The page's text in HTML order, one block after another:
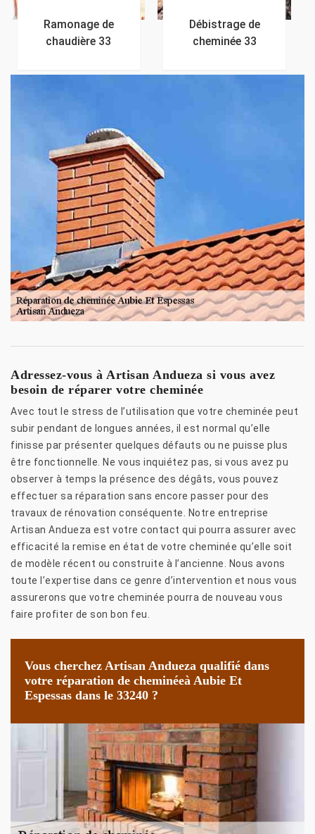
Ramonage de
chaudière 33
Débistrage de
cheminée 33
Adressez-vous à Artisan Andueza si vous avez
besoin de réparer votre cheminée
Avec tout le stress de l’utilisation que votre cheminée peut
subir pendant de longues années, il est normal qu’elle
finisse par présenter quelques défauts ou ne puisse plus
être fonctionnelle. Ne vous inquiétez pas, si vous avez pu
observer à temps la présence des dégâts, vous pouvez
effectuer sa réparation sans encore passer pour des
travaux de rénovation conséquente. Notre entreprise
Artisan Andueza est votre contact qui pourra assurer avec
efficacité la remise en état de votre cheminée qu’elle soit
de modèle récent ou construite à l’ancienne. Nous avons
toute l’expertise dans ce genre d’intervention et nous vous
assurerons que votre cheminée pourra de nouveau vous
faire profiter de son bon feu.
Vous cherchez Artisan Andueza qualifié dans
votre réparation de cheminéeà Aubie Et
Espessas dans le 33240 ?